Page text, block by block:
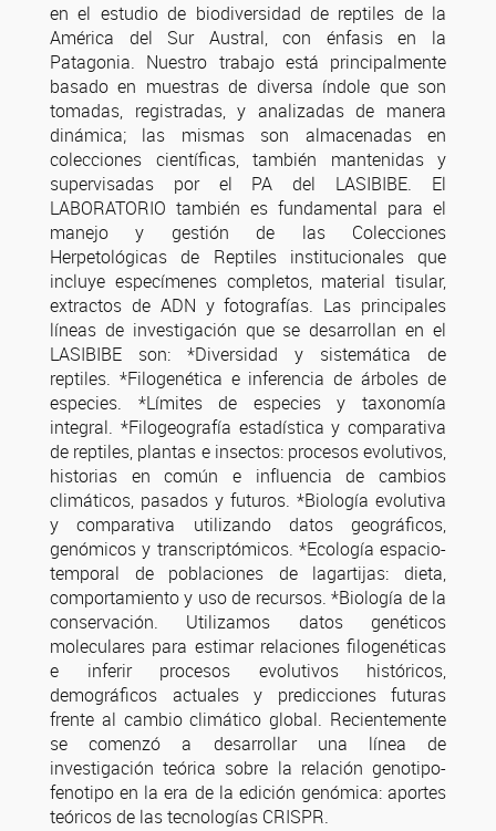
en el estudio de biodiversidad de reptiles de la
América del Sur Austral, con énfasis en la
Patagonia. Nuestro trabajo está principalmente
basado en muestras de diversa índole que son
tomadas, registradas, y analizadas de manera
dinámica; las mismas son almacenadas en
colecciones científicas, también mantenidas y
supervisadas por el PA del LASIBIBE. El
LABORATORIO también es fundamental para el
manejo y gestión de las Colecciones
Herpetológicas de Reptiles institucionales que
incluye especímenes completos, material tisular,
extractos de ADN y fotografías. Las principales
líneas de investigación que se desarrollan en el
LASIBIBE son: *Diversidad y sistemática de
reptiles. *Filogenética e inferencia de árboles de
especies. *Límites de especies y taxonomía
integral. *Filogeografía estadística y comparativa
de reptiles, plantas e insectos: procesos evolutivos,
historias en común e influencia de cambios
climáticos, pasados y futuros. *Biología evolutiva
y comparativa utilizando datos geográficos,
genómicos y transcriptómicos. *Ecología espacio-
temporal de poblaciones de lagartijas: dieta,
comportamiento y uso de recursos. *Biología de la
conservación. Utilizamos datos genéticos
moleculares para estimar relaciones filogenéticas
e inferir procesos evolutivos históricos,
demográficos actuales y predicciones futuras
frente al cambio climático global. Recientemente
se comenzó a desarrollar una línea de
investigación teórica sobre la relación genotipo-
fenotipo en la era de la edición genómica: aportes
teóricos de las tecnologías CRISPR.